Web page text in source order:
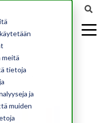
meitä
tietoja
ja
muiden